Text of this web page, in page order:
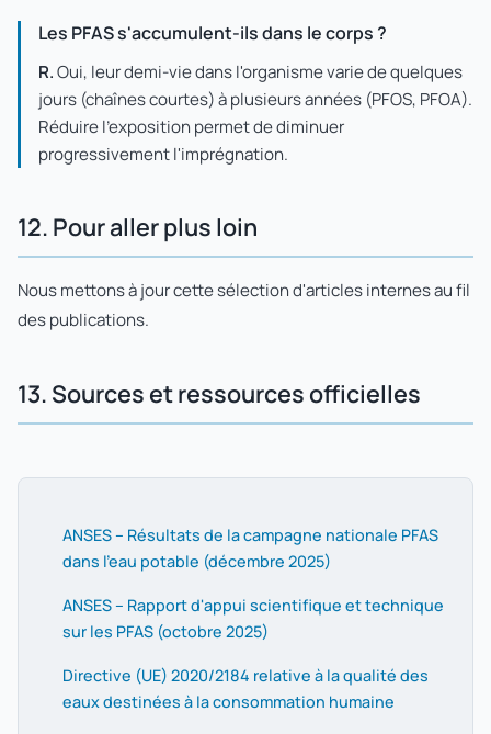
Les PFAS s'accumulent-ils dans le corps ?
R.Oui, leur demi-vie dans l'organisme varie de quelques
jours (chaînes courtes) à plusieurs années (PFOS, PFOA).
Réduire l'exposition permet de diminuer
progressivement l'imprégnation.
12. Pour aller plus loin
Nous mettons à jour cette sélection d'articles internes au fil
des publications.
13. Sources et ressources officielles
ANSES – Résultats de la campagne nationale PFAS
dans l'eau potable (décembre 2025)
ANSES – Rapport d'appui scientifique et technique
sur les PFAS (octobre 2025)
Directive (UE) 2020/2184 relative à la qualité des
eaux destinées à la consommation humaine